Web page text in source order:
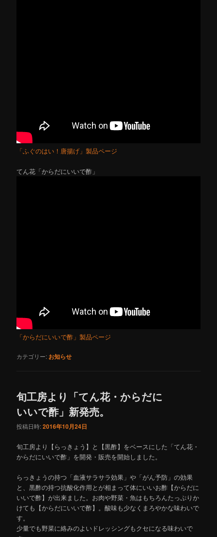
「ふぐのはい！唐揚げ」製品ページ
てん花「からだにいいで酢」
「からだにいいで酢」製品ページ
カテゴリー: お知らせ
旬工房より「てん花・からだに
いいで酢」新発売。
投稿日時:2016年10月24日
旬工房より【らっきょう】と【黒酢】をベースにした「てん花・
からだにいいで酢」を開発・販売を開始しました。
らっきょうの持つ「血液サラサラ効果」や「がん予防」の効果
と、黒酢の持つ抗酸化作用とが相まって体にいいお酢【からだに
いいで酢】が出来ました。お肉や野菜・魚はもちろんたっぷりか
けても【からだにいいで酢】。酸味も少なくまろやかな味わいで
す。
少量でも野菜に絡みのよいドレッシングもクセになる味わいで